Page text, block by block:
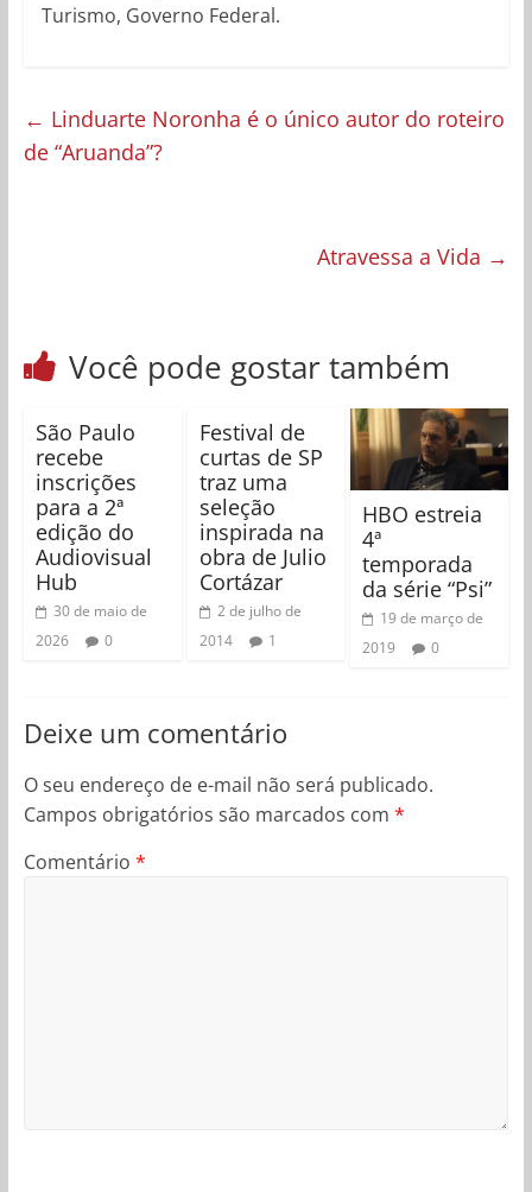
Turismo, Governo Federal.
← Linduarte Noronha é o único autor do roteiro
de “Aruanda”?
Atravessa a Vida →
Você pode gostar também
São Paulo
recebe
inscrições
para a 2ª
edição do
Audiovisual
Hub
30 de maio de
2026
0
Festival de
curtas de SP
traz uma
seleção
inspirada na
obra de Julio
Cortázar
2 de julho de
2014
1
HBO estreia
4ª
temporada
da série “Psi”
19 de março de
2019
0
Deixe um comentário
O seu endereço de e-mail não será publicado.
Campos obrigatórios são marcados com *
Comentário *